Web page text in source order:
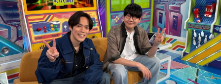
最新記事一覧
アニメ記事一覧 声優記事一覧
アニメ映画一覧 実写化映画一覧
今期アニメ曜日別一覧